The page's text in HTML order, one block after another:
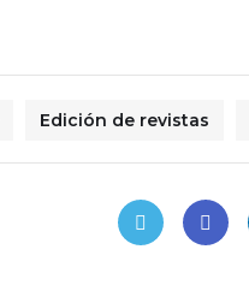
Edición de revistas